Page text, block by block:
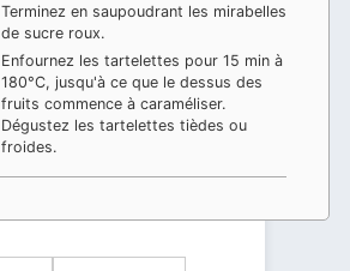
Terminez en saupoudrant les mirabelles
de sucre roux.
Enfournez les tartelettes pour 15 min à
180°C, jusqu'à ce que le dessus des
fruits commence à caraméliser.
Dégustez les tartelettes tièdes ou
froides.